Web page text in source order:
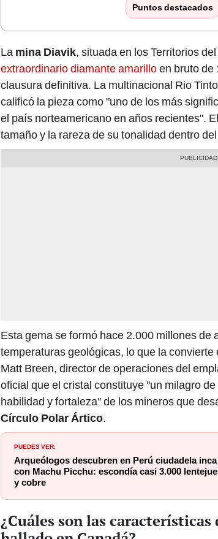
Puntos destacados
La mina Diavik, situada en los Territorios
extraordinario diamante amarilloen bruto de
clausura definitiva. La multinacional Rio
calificó la pieza como "uno de los más
el país norteamericano en años recientes".
tamaño y la rareza de su tonalidad dentro
Esta gema se formó hace 2.000 millones de
temperaturas geológicas, lo que la convierte
Matt Breen, director de operaciones del
oficial que el cristal constituye "un milagro
habilidad y fortaleza" de los mineros que
Círculo Polar Ártico.
PUEDES VER:
Arqueólogos descubren en Perú ciudadela
con Machu Picchu: escondía casi 3.000
y cobre
¿Cuáles son las